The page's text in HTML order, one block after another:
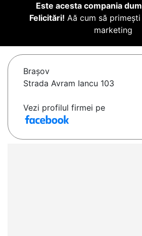
Este acesta compania
Felicitări! Aă cum să
marketing
Braşov
Strada Avram Iancu 103
Vezi profilul firmei pe